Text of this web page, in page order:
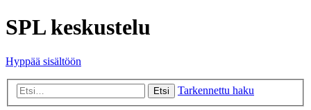
SPL keskustelu
Hyppää sisältöön
Etsi Tarkennettu haku